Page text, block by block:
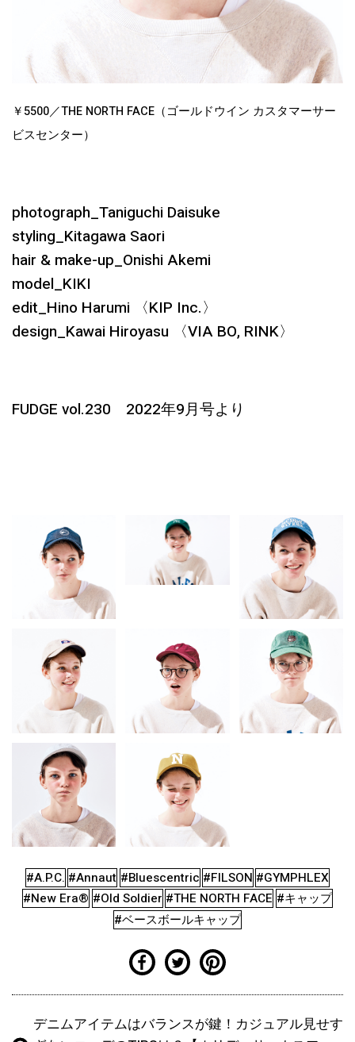
￥5500／THE NORTH FACE（ゴールドウイン カスタマーサー
ビスセンター）
photograph_Taniguchi Daisuke
styling_Kitagawa Saori
hair & make-up_Onishi Akemi
model_KIKI
edit_Hino Harumi 〈KIP Inc.〉
design_Kawai Hiroyasu 〈VIA BO, RINK〉
FUDGE vol.230 2022年9月号より
#A.P.C. #Annaut #Bluescentric #FILSON #GYMPHLEX
#New Era® #Old Soldier #THE NORTH FACE #キャップ
#ベースボールキャップ
デニムアイテムはバランスが鍵！カジュアル見せす